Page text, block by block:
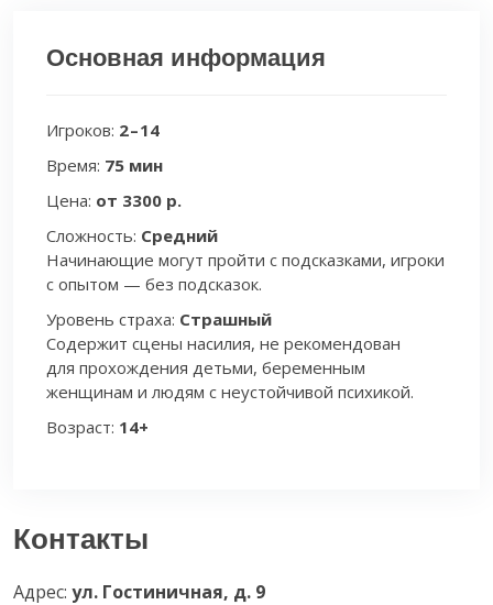
Основная информация
Игроков: 2 – 14
Время: 75 мин
Цена: от 3300 р.
Сложность: Средний
Начинающие могут пройти с подсказками, игроки
с опытом — без подсказок.
Уровень страха: Страшный
Содержит сцены насилия, не рекомендован
для прохождения детьми, беременным
женщинам и людям с неустойчивой психикой.
Возраст: 14+
Контакты
Адрес: ул. Гостиничная, д. 9